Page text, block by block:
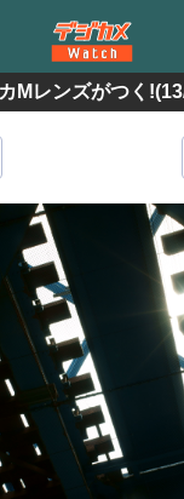
Mレンズがつく!